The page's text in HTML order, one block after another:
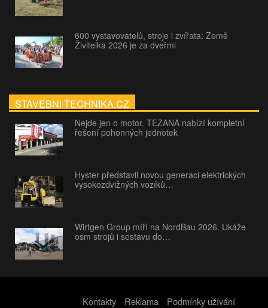
600 vystavovatelů, stroje i zvířata: Země
Živitelka 2026 je za dveřmi
STAVEBNI-TECHNIKA.CZ
Nejde jen o motor. TEZANA nabízí kompletní
řešení pohonných jednotek
Hyster představil novou generaci elektrických
vysokozdvižných vozíků…
Wirtgen Group míří na NordBau 2026. Ukáže
osm strojů i sestavu do…
Kontakty Reklama
Podmínky užívání